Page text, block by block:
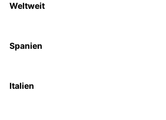
Weltweit
Spanien
Italien